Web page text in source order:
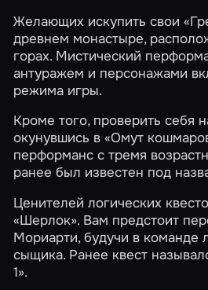
Желающих искупить свои
древнем монастыре,
горах. Мистический
антуражем и персонажами
режима игры.
Кроме того, проверить себя
окунувшись в«Омут
перформанс с тремя
ранее был известен под
Ценителей логических
«Шерлок». Вам предстоит
Мориарти, будучи в команде
сыщика. Ранее квест
1».